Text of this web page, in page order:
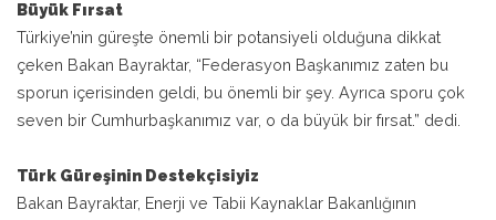
Büyük Fırsat
Türkiye’nin güreşte önemli bir potansiyeli olduğuna dikkat
çeken Bakan Bayraktar, “Federasyon Başkanımız zaten bu
sporun içerisinden geldi, bu önemli bir şey. Ayrıca sporu çok
seven bir Cumhurbaşkanımız var, o da büyük bir fırsat.” dedi.
Türk Güreşinin Destekçisiyiz
Bakan Bayraktar, Enerji ve Tabii Kaynaklar Bakanlığının